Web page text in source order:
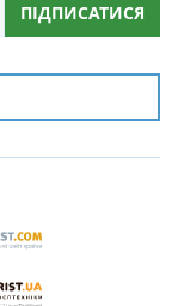
ПІДПИСАТИСЯ